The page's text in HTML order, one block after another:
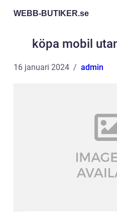
WEBB-BUTIKER.se
köpa mobil
16 januari 2024 admin